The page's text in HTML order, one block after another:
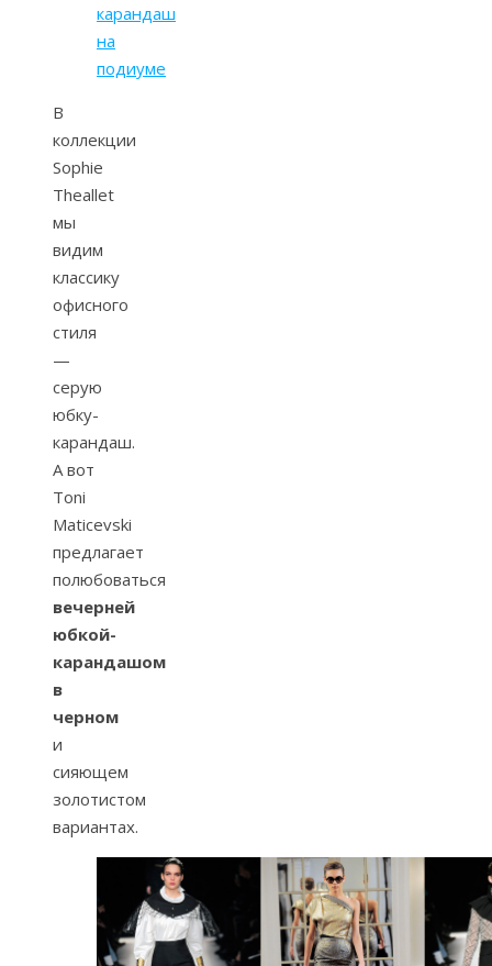
карандаш
на
подиуме
В
коллекции
Sophie
Theallet
мы
видим
классику
офисного
стиля
—
серую
юбку-
карандаш.
А вот
Toni
Maticevski
предлагает
полюбоваться
вечерней
юбкой-
карандашом
в
черном
и
сияющем
золотистом
вариантах.